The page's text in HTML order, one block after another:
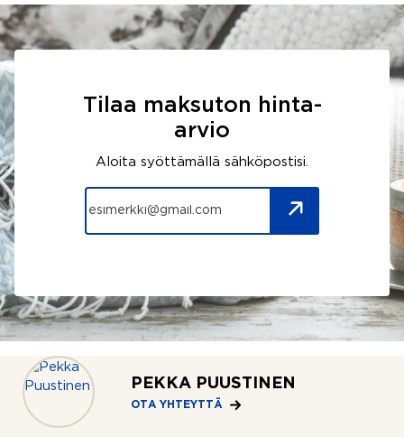
PEKKA PUUSTINEN
OTA YHTEYTTÄ
Tilaa maksuton hinta-
arvio
Aloita syöttämällä sähköpostisi.
SINUA SAATTAISI